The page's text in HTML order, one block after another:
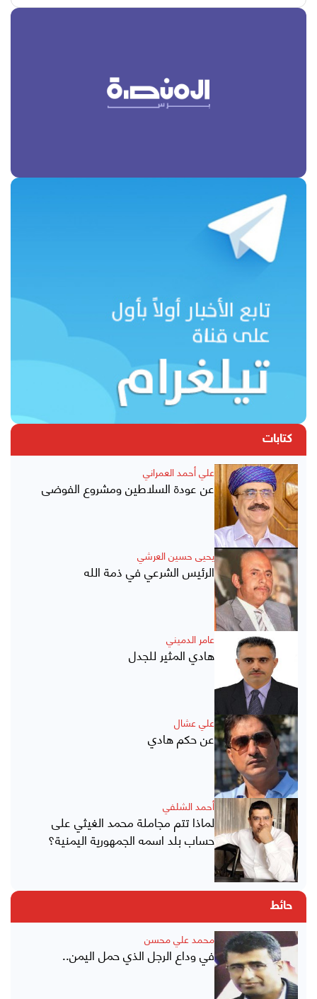
كتابات
علي أحمد العمراني
عن عودة السلاطين ومشروع الفوضى
يحيى حسين العرشي
الرئيس الشرعي في ذمة الله
عامر الدميني
هادي المثير للجدل
علي عشال
عن حكم هادي
أحمد الشلفي
لماذا تتم مجاملة محمد الغيثي على
حساب بلد اسمه الجمهورية اليمنية؟
حائط
محمد علي محسن
في وداع الرجل الذي حمل اليمن..